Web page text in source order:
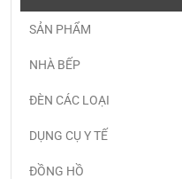
SẢN PHẨM
NHÀ BẾP
ĐÈN CÁC LOẠI
DỤNG CỤ Y TẾ
ĐỒNG HỒ